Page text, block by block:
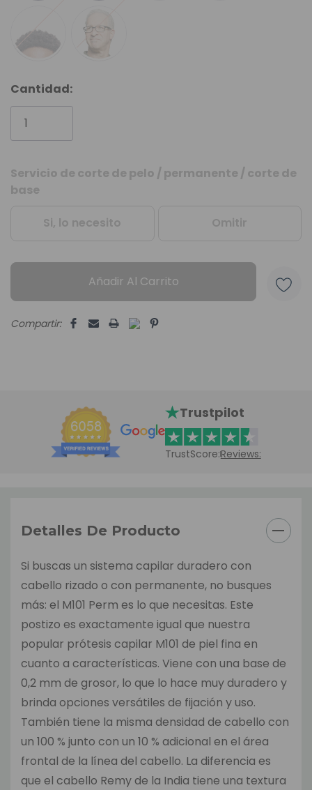
Cantidad:
Unidades
disponibles:
Servicio de corte de pelo / permanente / corte de
base
Si, lo necesito Omitir
Añadir Al Carrito
Compartir:
Trustpilot
TrustScore:Reviews:
Detalles De Producto
Si buscas un sistema capilar duradero con
cabello rizado o con permanente, no busques
más: el M101 Perm es lo que necesitas. Este
postizo es exactamente igual que nuestra
popular prótesis capilar M101 de piel fina en
cuanto a características. Viene con una base de
0,2 mm de grosor, lo que lo hace muy duradero y
brinda opciones versátiles de fijación y uso.
También tiene la misma densidad de cabello con
un 100 % junto con un 10 % adicional en el área
frontal de la línea del cabello. La diferencia es
que el cabello Remy de la India tiene una textura